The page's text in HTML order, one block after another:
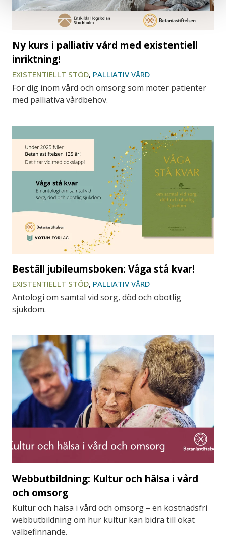
Ny kurs i palliativ vård med existentiell
inriktning!
EXISTENTIELLT STÖD, PALLIATIV VÅRD
För dig inom vård och omsorg som möter patienter
med palliativa vårdbehov.
Beställ jubileumsboken: Våga stå kvar!
EXISTENTIELLT STÖD, PALLIATIV VÅRD
Antologi om samtal vid sorg, död och obotlig
sjukdom.
Webbutbildning: Kultur och hälsa i vård
och omsorg
Kultur och hälsa i vård och omsorg – en kostnadsfri
webbutbildning om hur kultur kan bidra till ökat
välbefinnande.